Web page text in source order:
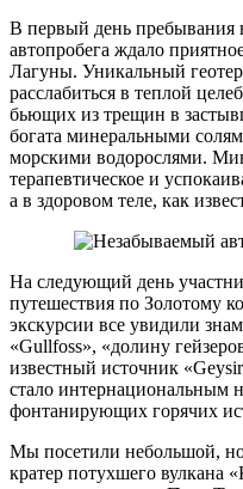
В первый день пребывания
автопробега ждало
Лагуны. Уникальный
расслабиться в теплой
бьющих из трещин в
богата минеральными
морскими водорослями.
терапевтическое и
а в здоровом теле, как
На следующий день
путешествия по Золотому
экскурсии все увидили
«Gullfoss», «долину
известный источник
стало интернациональным
фонтанирующих горячих
Мы посетили небольшой,
кратер потухшего вулкана